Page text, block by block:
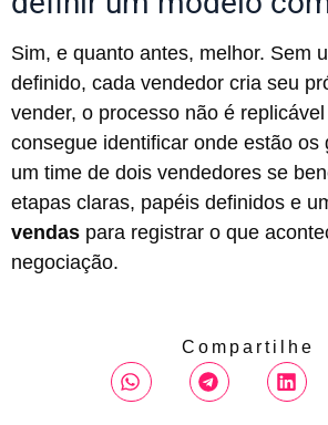
Sim, e quanto antes, melhor. Sem
definido, cada vendedor cria seu
vender, o processo não é
consegue identificar onde estão os
um time de dois vendedores se
etapas claras, papéis definidos e
vendas para registrar o que
negociação.
Compartilhe